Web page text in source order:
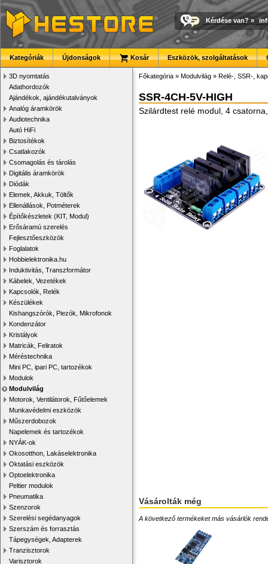
Kérdése van? »
Kategóriák Újdonságok Kosár Eszközök, szolgáltatások
3D nyomtatás
Adathordozók
Ajándékok, ajándékutalványok
Analóg áramkörök
Audiotechnika
Autó HiFi
Biztosítékok
Csatlakozók
Csomagolás és tárolás
Digitális áramkörök
Diódák
Elemek, Akkuk, Töltők
Ellenállások, Potméterek
Építőkészletek (KIT, Modul)
Erősáramú szerelés
Fejlesztőeszközök
Foglalatok
Hobbielektronika.hu
Induktivitás, Transzformátor
Kábelek, Vezetékek
Kapcsolók, Relék
Készülékek
Kishangszórók, Piezók, Mikrofonok
Kondenzátor
Kristályok
Matricák, Feliratok
Méréstechnika
Mini PC, ipari PC, tartozékok
Modulok
Modulvilág
Motorok, Ventilátorok, Fűtőelemek
Munkavédelmi eszközök
Műszerdobozok
Napelemek és tartozékok
NYÁK-ok
Okosotthon, Lakáselektronika
Oktatási eszközök
Optoelektronika
Peltier modulok
Pneumatika
Szenzorok
Szerelési segédanyagok
Szerszám és forrasztás
Tápegységek, Adapterek
Tranzisztorok
Varisztorok
Főkategória » Modulvilág » Relé-, SSR-,
SSR-4CH-5V-HIGH
Szilárdtest relé modul, 4
Vásárolták még
A következő termékeket más vásárlók